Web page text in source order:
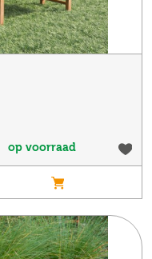
op voorraad